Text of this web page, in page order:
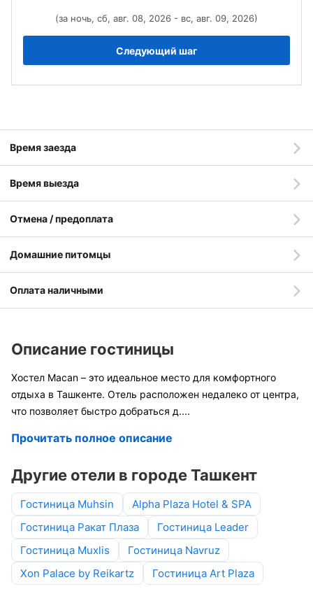
(за ночь, сб, авг. 08, 2026 - вс, авг. 09, 2026)
Следующий шаг
Время заезда
Время выезда
Отмена / предоплата
Домашние питомцы
Оплата наличными
Описание гостиницы
Хостел Macan – это идеальное место для комфортного
отдыха в Ташкенте. Отель расположен недалеко от центра,
что позволяет быстро добраться д....
Прочитать полное описание
Другие отели в городе Ташкент
Гостиница Muhsin
Alpha Plaza Hotel & SPA
Гостиница Ракат Плаза
Гостиница Leader
Гостиница Muxlis
Гостиница Navruz
Xon Palace by Reikartz
Гостиница Art Plaza